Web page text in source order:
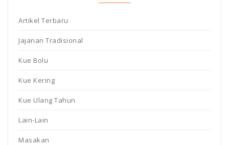
Artikel Terbaru
Jajanan Tradisional
Kue Bolu
Kue Kering
Kue Ulang Tahun
Lain-Lain
Masakan